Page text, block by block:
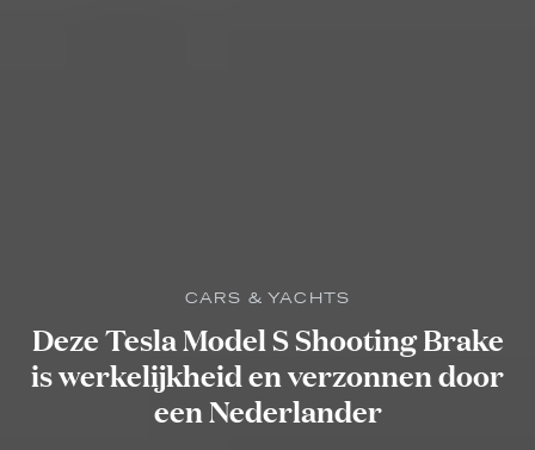
CARS & YACHTS
Deze Tesla Model S Shooting Brake
is werkelijkheid en verzonnen door
een Nederlander